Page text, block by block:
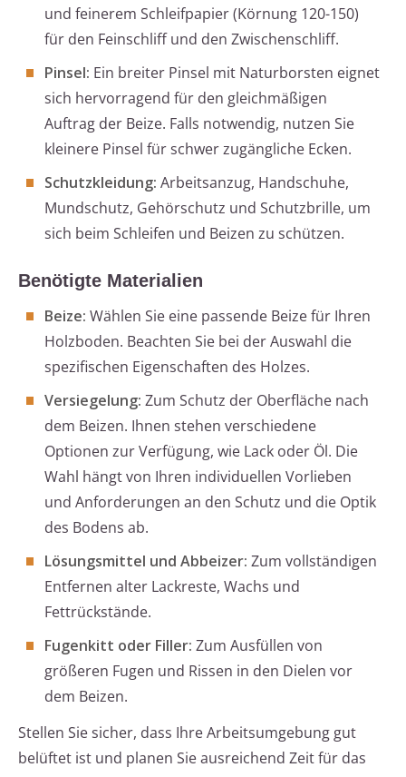
und feinerem Schleifpapier (Körnung 120-150)
für den Feinschliff und den Zwischenschliff.
Pinsel: Ein breiter Pinsel mit Naturborsten eignet
sich hervorragend für den gleichmäßigen
Auftrag der Beize. Falls notwendig, nutzen Sie
kleinere Pinsel für schwer zugängliche Ecken.
Schutzkleidung: Arbeitsanzug, Handschuhe,
Mundschutz, Gehörschutz und Schutzbrille, um
sich beim Schleifen und Beizen zu schützen.
Benötigte Materialien
Beize: Wählen Sie eine passende Beize für Ihren
Holzboden. Beachten Sie bei der Auswahl die
spezifischen Eigenschaften des Holzes.
Versiegelung: Zum Schutz der Oberfläche nach
dem Beizen. Ihnen stehen verschiedene
Optionen zur Verfügung, wie Lack oder Öl. Die
Wahl hängt von Ihren individuellen Vorlieben
und Anforderungen an den Schutz und die Optik
des Bodens ab.
Lösungsmittel und Abbeizer: Zum vollständigen
Entfernen alter Lackreste, Wachs und
Fettrückstände.
Fugenkitt oder Filler: Zum Ausfüllen von
größeren Fugen und Rissen in den Dielen vor
dem Beizen.
Stellen Sie sicher, dass Ihre Arbeitsumgebung gut
belüftet ist und planen Sie ausreichend Zeit für das